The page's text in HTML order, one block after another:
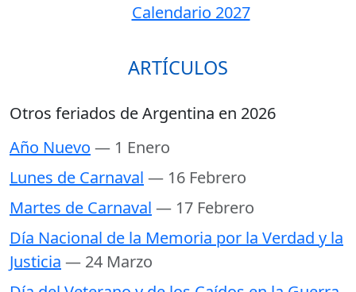
Calendario 2027
ARTÍCULOS
Otros feriados de Argentina en 2026
Año Nuevo — 1 Enero
Lunes de Carnaval — 16 Febrero
Martes de Carnaval — 17 Febrero
Día Nacional de la Memoria por la Verdad y la
Justicia — 24 Marzo